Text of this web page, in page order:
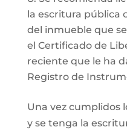
la escritura pública
del inmueble que
el Certificado de
reciente que le ha
Registro de
Una vez cumplidos
y se tenga la